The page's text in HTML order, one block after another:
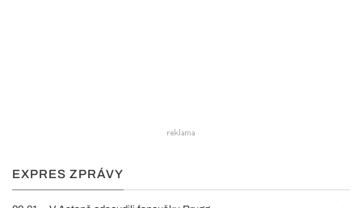
EXPRES ZPRÁVY